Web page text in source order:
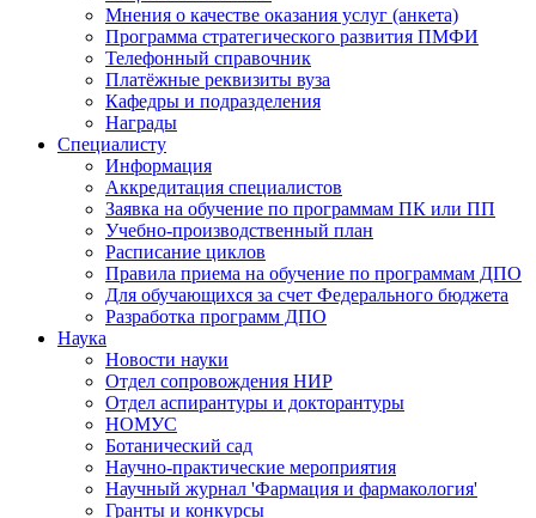
Мнения о качестве оказания услуг (анкета)
Программа стратегического развития ПМФИ
Телефонный справочник
Платёжные реквизиты вуза
Кафедры и подразделения
Награды
Специалисту
Информация
Аккредитация специалистов
Заявка на обучение по программам ПК или ПП
Учебно-производственный план
Расписание циклов
Правила приема на обучение по программам ДПО
Для обучающихся за счет Федерального бюджета
Разработка программ ДПО
Наука
Новости науки
Отдел сопровождения НИР
Отдел аспирантуры и докторантуры
НОМУС
Ботанический сад
Научно-практические мероприятия
Научный журнал 'Фармация и фармакология'
Гранты и конкурсы